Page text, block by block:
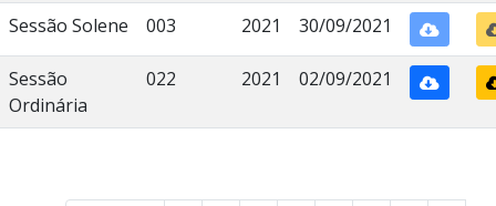
Sessão Solene 003 2021 30/09/2021
Sessão
Ordinária
022 2021 02/09/2021